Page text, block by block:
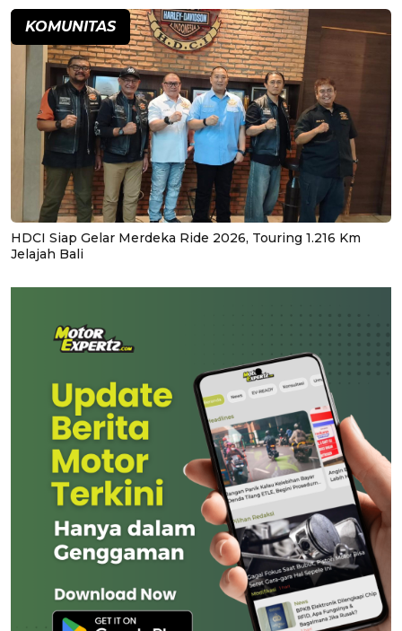
KOMUNITAS
HDCI Siap Gelar Merdeka Ride 2026, Touring 1.216 Km
Jelajah Bali